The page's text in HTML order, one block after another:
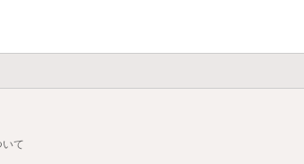
いて